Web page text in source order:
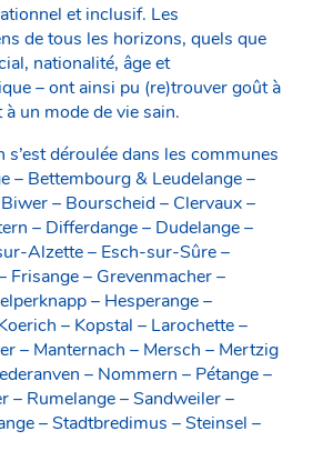
et inclusif. Les
de tous les horizons, quels que
nationalité, âge et
– ont ainsi pu (re)trouver goût à
un mode de vie sain.
déroulée dans les communes
– Bettembourg & Leudelange –
– Bourscheid – Clervaux –
– Differdange – Dudelange –
Alzette – Esch-sur-Sûre –
Frisange – Grevenmacher –
– Hesperange –
– Kopstal – Larochette –
– Manternach – Mersch – Mertzig
– Nommern – Pétange –
– Rumelange – Sandweiler –
– Stadtbredimus – Steinsel –